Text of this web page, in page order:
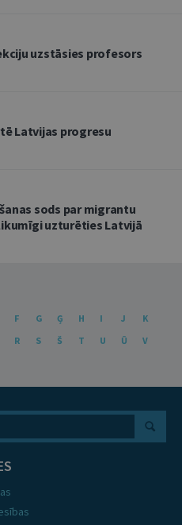
uzstāsies profesors
Latvijas progresu
sods par migrantu
uzturēties Latvijā
F G Ģ H I J
K
R S Š T U Ū
V